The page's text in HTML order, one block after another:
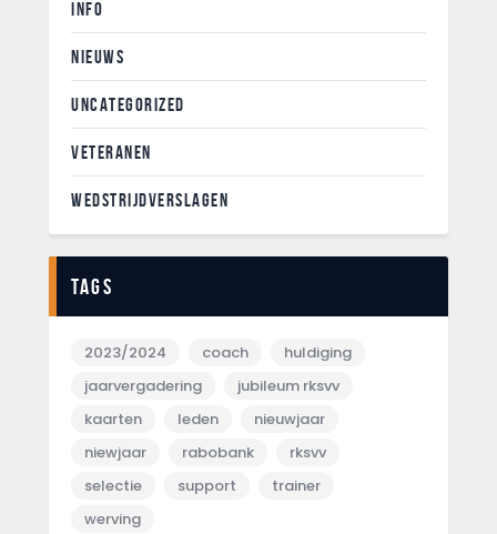
INFO
NIEUWS
UNCATEGORIZED
VETERANEN
WEDSTRIJDVERSLAGEN
Tags
2023/2024 coach
huldiging
jaarvergadering
jubileum rksvv
kaarten
leden
nieuwjaar
niewjaar
rabobank
rksvv
selectie
support
trainer
werving